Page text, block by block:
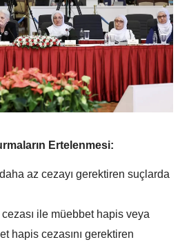
Ertelenmesi:
daha az cezayı gerektiren suçlarda
ile müebbet hapis veya
hapis cezasını gerektiren